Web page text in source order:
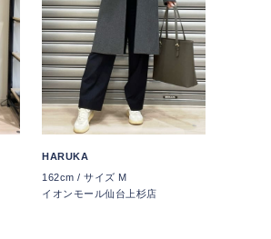
HARUKA
162cm / サイズ M
イオンモール仙台上杉店